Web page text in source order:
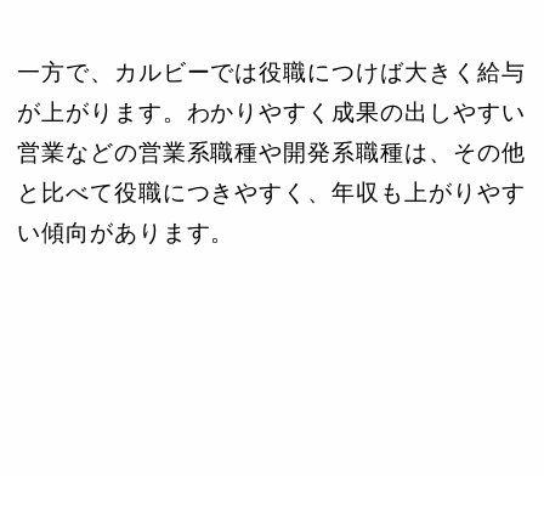
一方で、カルビーでは役職につけば大きく給与
が上がります。わかりやすく成果の出しやすい
営業などの営業系職種や開発系職種は、その他
と比べて役職につきやすく、年収も上がりやす
い傾向があります。